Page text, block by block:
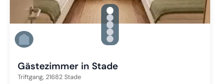
gallery.slide_selector
Zu Slide 1 wechseln
Zu Slide 2 wechseln
Zu Slide 3 wechseln
Zu Slide 4 wechseln
Zu Slide 5 wechseln
Gästezimmer in Stade
Triftgang, 21682 Stade